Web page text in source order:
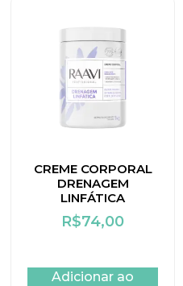
CREME CORPORAL
DRENAGEM
LINFÁTICA
R$74,00
Adicionar ao